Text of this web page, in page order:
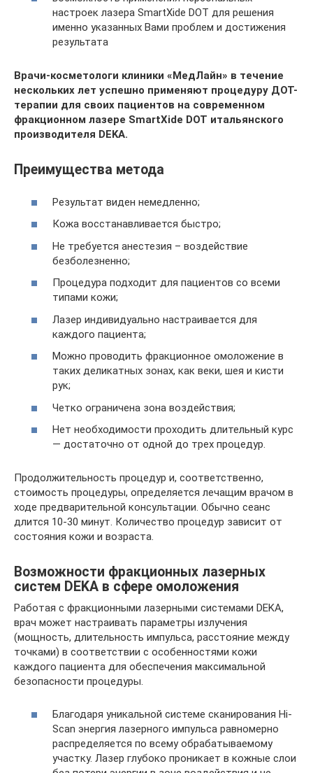
настроек лазера SmartXide DOT для решения
именно указанных Вами проблем и достижения
результата
Врачи-косметологи клиники «МедЛайн» в течение
нескольких лет успешно применяют процедуру ДОТ-
терапии для своих пациентов на современном
фракционном лазере SmartXide DOT итальянского
производителя DEKA.
Преимущества метода
Результат виден немедленно;
Кожа восстанавливается быстро;
Не требуется анестезия – воздействие
безболезненно;
Процедура подходит для пациентов со всеми
типами кожи;
Лазер индивидуально настраивается для
каждого пациента;
Можно проводить фракционное омоложение в
таких деликатных зонах, как веки, шея и кисти
рук;
Четко ограничена зона воздействия;
Нет необходимости проходить длительный курс
— достаточно от одной до трех процедур.
Продолжительность процедур и, соответственно,
стоимость процедуры, определяется лечащим врачом в
ходе предварительной консультации. Обычно сеанс
длится 10-30 минут. Количество процедур зависит от
состояния кожи и возраста.
Возможности фракционных лазерных
систем DEKA в сфере омоложения
Работая с фракционными лазерными системами DEKA,
врач может настраивать параметры излучения
(мощность, длительность импульса, расстояние между
точками) в соответствии с особенностями кожи
каждого пациента для обеспечения максимальной
безопасности процедуры.
Благодаря уникальной системе сканирования Hi-
Scan энергия лазерного импульса равномерно
распределяется по всему обрабатываемому
участку. Лазер глубоко проникает в кожные слои